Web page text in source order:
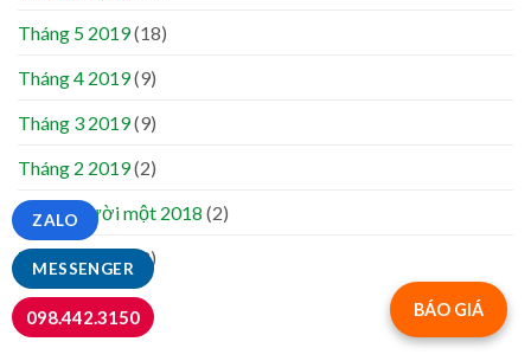
Tháng 5 2019(18)
Tháng 4 2019(9)
Tháng 3 2019(9)
Tháng 2 2019(2)
Tháng mười một 2018 (2)
Tháng 7 2018
(2)
BÁO GIÁ
MESSENGER
ZALO
098.442.3150